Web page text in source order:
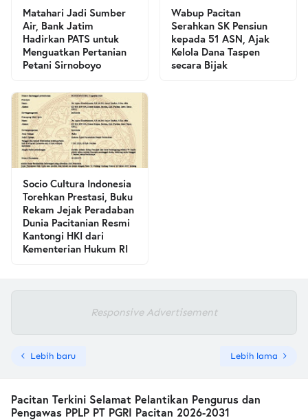
Matahari Jadi Sumber
Air, Bank Jatim
Hadirkan PATS untuk
Menguatkan Pertanian
Petani Sirnoboyo
Wabup Pacitan
Serahkan SK Pensiun
kepada 51 ASN, Ajak
Kelola Dana Taspen
secara Bijak
Socio Cultura Indonesia
Torehkan Prestasi, Buku
Rekam Jejak Peradaban
Dunia Pacitanian Resmi
Kantongi HKI dari
Kementerian Hukum RI
Responsive Advertisement
Lebih baru Lebih lama
Pacitan Terkini Selamat Pelantikan Pengurus dan
Pengawas PPLP PT PGRI Pacitan 2026-2031